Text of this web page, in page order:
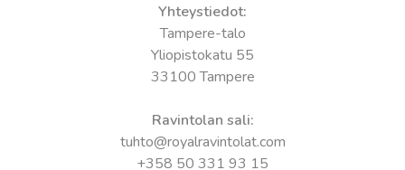
Yhteystiedot:
Tampere-talo
Yliopistokatu 55
33100 Tampere
Ravintolan sali:
tuhto@royalravintolat.com
+358 50 331 93 15